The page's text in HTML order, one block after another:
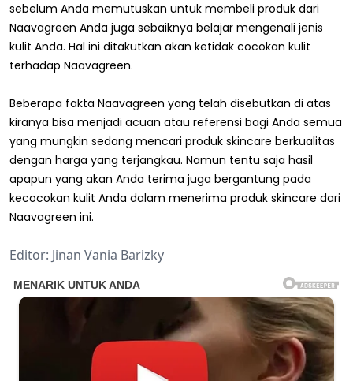
sebelum Anda memutuskan untuk membeli produk dari
Naavagreen Anda juga sebaiknya belajar mengenali jenis
kulit Anda. Hal ini ditakutkan akan ketidak cocokan kulit
terhadap Naavagreen.
Beberapa fakta Naavagreen yang telah disebutkan di atas
kiranya bisa menjadi acuan atau referensi bagi Anda semua
yang mungkin sedang mencari produk skincare berkualitas
dengan harga yang terjangkau. Namun tentu saja hasil
apapun yang akan Anda terima juga bergantung pada
kecocokan kulit Anda dalam menerima produk skincare dari
Naavagreen ini.
Editor: Jinan Vania Barizky